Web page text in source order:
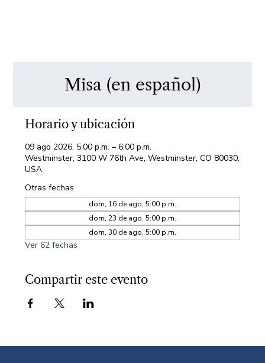
Misa (en español)
Horario y ubicación
09 ago 2026, 5:00 p.m. – 6:00 p.m.
Westminster, 3100 W 76th Ave, Westminster, CO 80030,
USA
Otras fechas
dom, 16 de ago, 5:00 p.m.
dom, 23 de ago, 5:00 p.m.
dom, 30 de ago, 5:00 p.m.
Ver 62 fechas
Compartir este evento